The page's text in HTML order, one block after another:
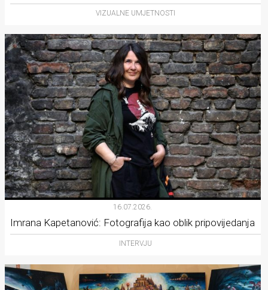
VIZUALNE UMJETNOSTI
16.07.2026.
Imrana Kapetanović: Fotografija kao oblik pripovijedanja
INTERVJU